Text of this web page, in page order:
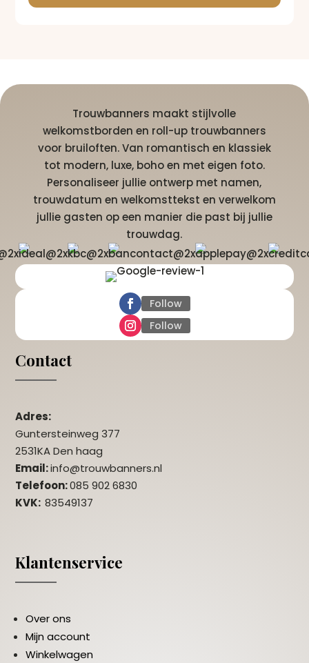
Trouwbanners maakt stijlvolle
welkomstborden en roll-up trouwbanners
voor bruiloften. Van romantisch en klassiek
tot modern, luxe, boho en met eigen foto.
Personaliseer jullie ontwerp met namen,
trouwdatum en welkomsttekst en verwelkom
jullie gasten op een manier die past bij jullie
trouwdag.
Follow
Follow
Contact
Adres:
Guntersteinweg 377
2531KA Den haag
Email:info@trouwbanners.nl
Telefoon:085 902 6830
KVK:83549137
Klantenservice
Over ons
Mijn account
Winkelwagen